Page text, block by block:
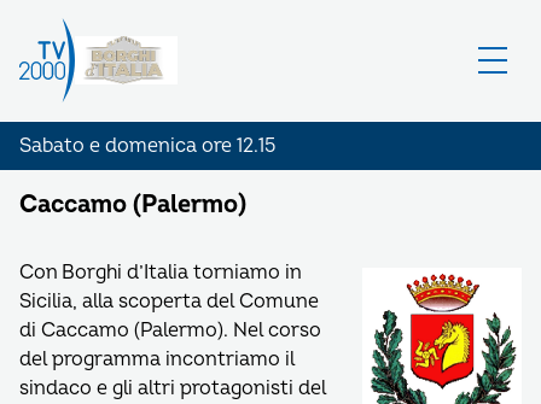
Sabato e domenica ore 12.15
Caccamo (Palermo)
Con Borghi d’Italia torniamo in
Sicilia, alla scoperta del Comune
di Caccamo (Palermo). Nel corso
del programma incontriamo il
sindaco e gli altri protagonisti del